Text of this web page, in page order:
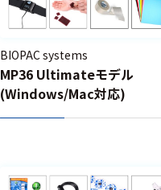
BIOPAC systems
MP36 Ultimateモデル
(Windows/Mac対応)